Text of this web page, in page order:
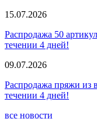
15.07.2026
Распродажа 50
течении 4 дней!
09.07.2026
Распродажа пряжи из
течении 4 дней!
все новости